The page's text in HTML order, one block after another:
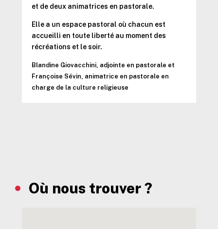
et de deux animatrices en pastorale.
Elle a un espace pastoral où chacun est
accueilli en toute liberté au moment des
récréations et le soir.
Blandine Giovacchini, adjointe en pastorale et
Françoise Sévin, animatrice en pastorale en
charge de la culture religieuse
Où nous trouver ?